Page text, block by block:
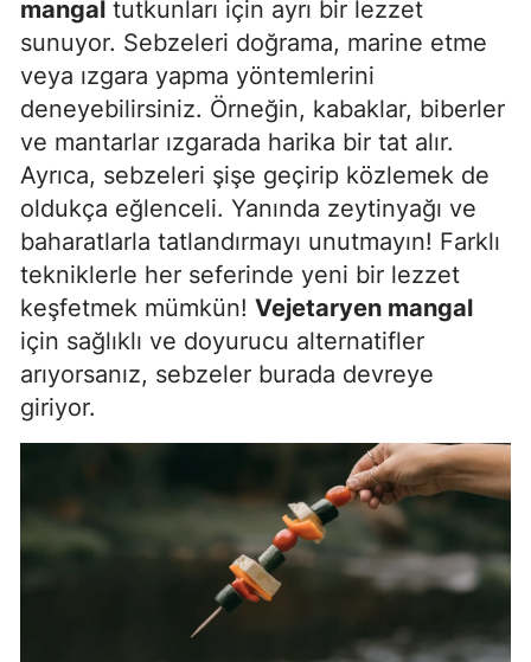
Yozgat
Zonguldak
Aksaray
Bayburt
Karaman
Kırıkkale
Batman
Şırnak
Ardahan
Iğdır
Yalova
mangal tutkunları için ayrı bir lezzet
sunuyor. Sebzeleri doğrama, marine etme
veya ızgara yapma yöntemlerini
deneyebilirsiniz. Örneğin, kabaklar, biberler
ve mantarlar ızgarada harika bir tat alır.
Ayrıca, sebzeleri şişe geçirip közlemek de
oldukça eğlenceli. Yanında zeytinyağı ve
baharatlarla tatlandırmayı unutmayın! Farklı
tekniklerle her seferinde yeni bir lezzet
keşfetmek mümkün! Vejetaryen mangal
için sağlıklı ve doyurucu alternatifler
arıyorsanız, sebzeler burada devreye
giriyor.